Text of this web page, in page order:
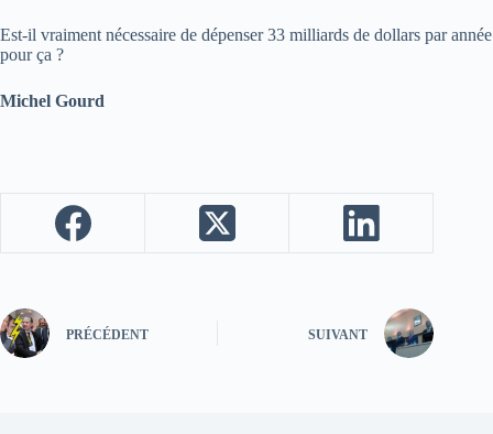
Est-il vraiment nécessaire de dépenser 33 milliards de dollars par année
pour ça ?
Michel Gourd
PRÉCÉDENT SUIVANT